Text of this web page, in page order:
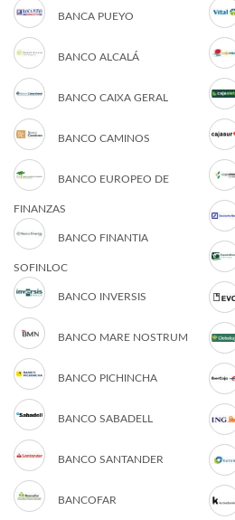
BANCA PUEYO
BANCO ALCALÁ
BANCO CAIXA GERAL
BANCO CAMINOS
BANCO EUROPEO DE
FINANZAS
BANCO FINANTIA
SOFINLOC
BANCO INVERSIS
BANCO MARE NOSTRUM
BANCO PICHINCHA
BANCO SABADELL
BANCO SANTANDER
BANCOFAR